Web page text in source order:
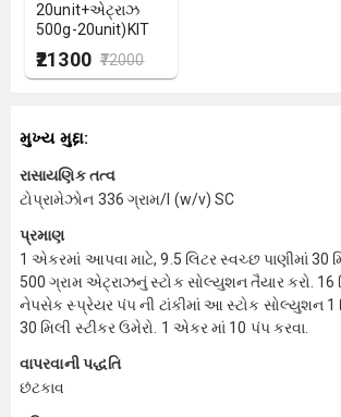
20unit+એટ્રાઝ
500g-20unit)KIT
₹21300 ₹72000
મુખ્ય મુદ્દા:
રાસાયણિક તત્વ
ટોપ્રામેઝોન 336 ગ્રામ/l (w/v) SC
પ્રમાણ
1 એકરમાં આપવા માટે, 9.5 લિટર સ્વચ્છ પાણીમાં 30
500 ગ્રામ એટ્રાઝનું સ્ટોક સોલ્યુશન તૈયાર કરો. 16
નેપસેક સ્પ્રેયર પંપ ની ટાંકીમાં આ સ્ટોક સોલ્યુશન 1
30 મિલી સ્ટીકર ઉમેરો. 1 એકર માં 10 પંપ કરવા.
વાપરવાની પદ્ધતિ
છંટકાવ